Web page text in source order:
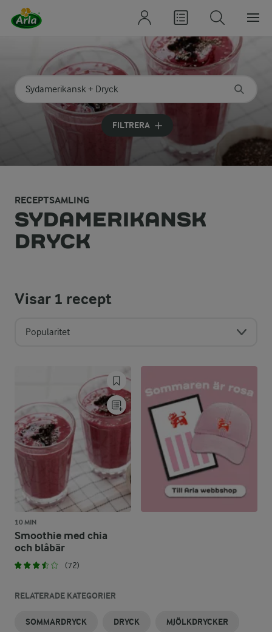
Sök på kategori eller ingrediens
Skriv in sökord för att få förslag
FILTRERA
RECEPTSAMLING
SYDAMERIKANSK
DRYCK
Visar1 recept
Popularitet
10 MIN
Smoothie med chia
och blåbär
(72)
RELATERADE KATEGORIER
SOMMARDRYCK DRYCK MJÖLKDRYCKER